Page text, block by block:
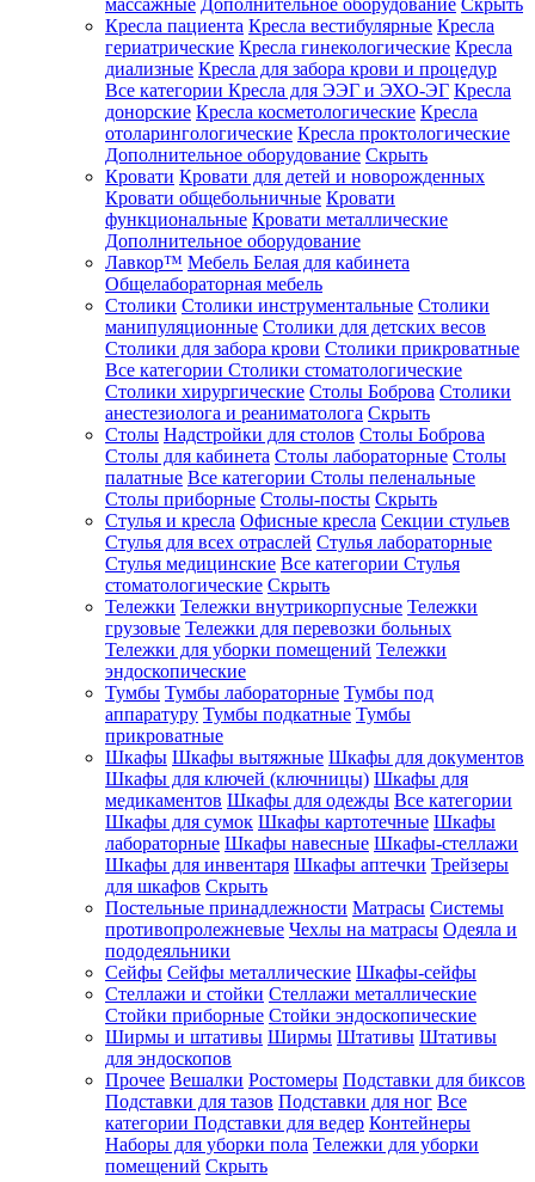
массажные Дополнительное оборудование Скрыть
Кресла пациента Кресла вестибулярные Кресла
гериатрические Кресла гинекологические Кресла
диализные Кресла для забора крови и процедур
Все категории Кресла для ЭЭГ и ЭХО-ЭГ Кресла
донорские Кресла косметологические Кресла
отоларингологические Кресла проктологические
Дополнительное оборудование Скрыть
Кровати Кровати для детей и новорожденных
Кровати общебольничные Кровати
функциональные Кровати металлические
Дополнительное оборудование
Лавкор™ Мебель Белая для кабинета
Общелабораторная мебель
Столики Столики инструментальные Столики
манипуляционные Столики для детских весов
Столики для забора крови Столики прикроватные
Все категории Столики стоматологические
Столики хирургические Столы Боброва Столики
анестезиолога и реаниматолога Скрыть
Столы Надстройки для столов Столы Боброва
Столы для кабинета Столы лабораторные Столы
палатные Все категории Столы пеленальные
Столы приборные Столы-посты Скрыть
Стулья и кресла Офисные кресла Секции стульев
Стулья для всех отраслей Стулья лабораторные
Стулья медицинские Все категории Стулья
стоматологические Скрыть
Тележки Тележки внутрикорпусные Тележки
грузовые Тележки для перевозки больных
Тележки для уборки помещений Тележки
эндоскопические
Тумбы Тумбы лабораторные Тумбы под
аппаратуру Тумбы подкатные Тумбы
прикроватные
Шкафы Шкафы вытяжные Шкафы для документов
Шкафы для ключей (ключницы) Шкафы для
медикаментов Шкафы для одежды Все категории
Шкафы для сумок Шкафы картотечные Шкафы
лабораторные Шкафы навесные Шкафы-стеллажи
Шкафы для инвентаря Шкафы аптечки Трейзеры
для шкафов Скрыть
Постельные принадлежности Матрасы Системы
противопролежневые Чехлы на матрасы Одеяла и
пододеяльники
Сейфы Сейфы металлические Шкафы-сейфы
Стеллажи и стойки Стеллажи металлические
Стойки приборные Стойки эндоскопические
Ширмы и штативы Ширмы Штативы Штативы
для эндоскопов
Прочее Вешалки Ростомеры Подставки для биксов
Подставки для тазов Подставки для ног Все
категории Подставки для ведер Контейнеры
Наборы для уборки пола Тележки для уборки
помещений Скрыть